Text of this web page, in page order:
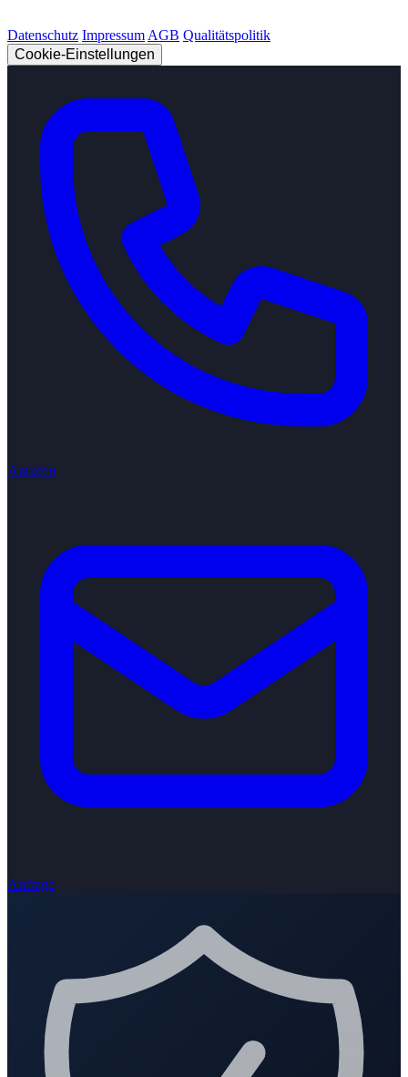
Datenschutz Impressum AGB Qualitätspolitik
Cookie-Einstellungen
Anrufen
Anfrage